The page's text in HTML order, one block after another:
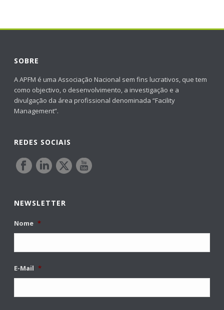
SOBRE
A APFM é uma Associação Nacional sem fins lucrativos, que tem
como objectivo, o desenvolvimento, a investigação e a
divulgação da área profissional denominada “Facility
Management”.
REDES SOCIAIS
NEWSLETTER
Nome *
E-Mail *